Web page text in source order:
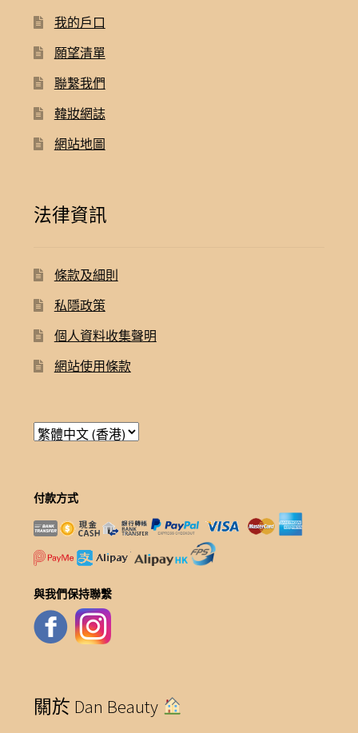
我的戶口
願望清單
聯繫我們
韓妝網誌
網站地圖
法律資訊
條款及細則
私隱政策
個人資料收集聲明
網站使用條款
付款方式
與我們保持聯繫
關於 Dan Beauty